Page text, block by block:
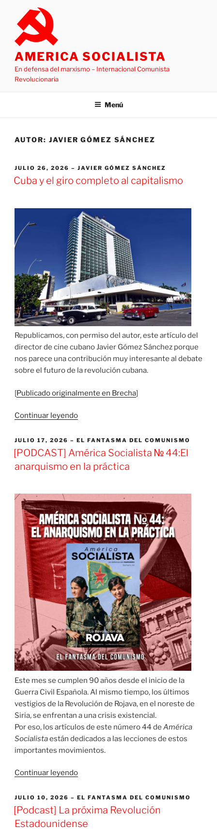
contenido
AMERICA SOCIALISTA
En defensa del marxismo – Internacional Comunista
Revolucionaria
Menú
AUTOR: JAVIER GÓMEZ SÁNCHEZ
PUBLICADO
EL
JULIO 26, 2026 JAVIER GÓMEZ SÁNCHEZ
Cuba y el giro completo al capitalismo
Republicamos, con permiso del autor, este artículo del
director de cine cubano Javier Gómez Sánchez porque
nos parece una contribución muy interesante al debate
sobre el futuro de la revolución cubana.
[Publicado originalmente en Brecha]
Continuar leyendo«Cuba
el
giro
completo
PUBLICADO
EL
JULIO 17, 2026 EL FANTASMA DEL COMUNISMO
[PODCAST] América Socialista № 44:El
anarquismo en la práctica
Este mes se cumplen 90 años desde el inicio de la
Guerra Civil Española. Al mismo tiempo, los últimos
vestigios de la Revolución de Rojava, en el noreste de
Siria, se enfrentan a una crisis existencial.
Por eso, los artículos de este número 44 de América
Socialistaestán dedicados a las lecciones de estos
importantes movimientos.
Continuar leyendo«[PODCAST]
Socialista
№
PUBLICADO
EL
JULIO 10, 2026 EL FANTASMA DEL COMUNISMO
[Podcast] La próxima Revolución
Estadounidense